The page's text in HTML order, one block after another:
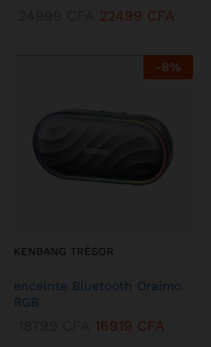
22499 CFA
-8%
KENBANG TRÉSOR
enceinte Bluetooth Oraimo
RGB
16919 CFA